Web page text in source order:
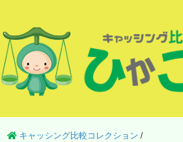
キャッシング比較コレクション /